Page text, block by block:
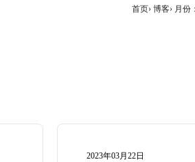
首页 博客 月份
2023年03月22日